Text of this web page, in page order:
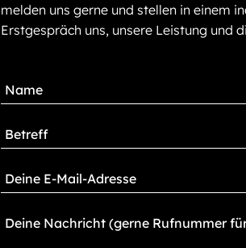
melden uns gerne und stellen in einem
Erstgespräch uns, unsere Leistung und